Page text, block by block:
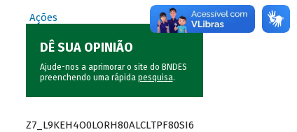
Ações
DÊ SUA OPINIÃO
Ajude-nos a aprimorar o site do BNDES
preenchendo uma rápida pesquisa.
Z7_L9KEH4O0LORH80ALCLTPF80SI6